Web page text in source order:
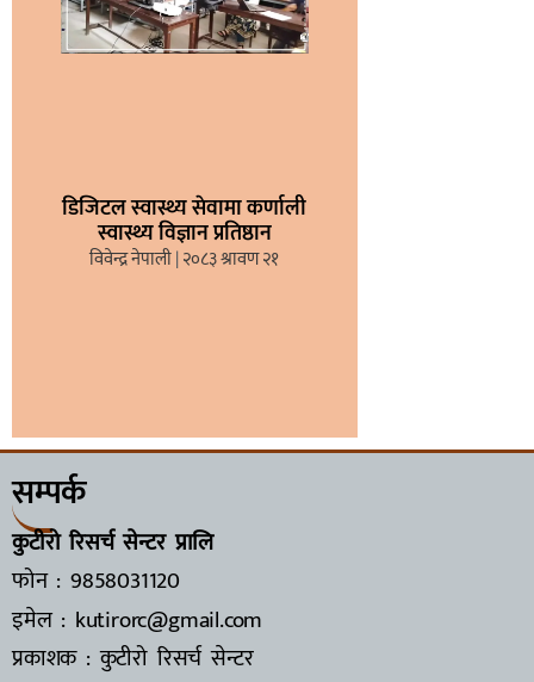
डिजिटल स्वास्थ्य सेवामा कर्णाली
स्वास्थ्य विज्ञान प्रतिष्ठान
विवेन्द्र नेपाली २०८३ श्रावण २१
सम्पर्क
कुटीरो रिसर्च सेन्टर प्रालि
फोन : 9858031120
इमेल : kutirorc@gmail.com
प्रकाशक : कुटीरो रिसर्च सेन्टर